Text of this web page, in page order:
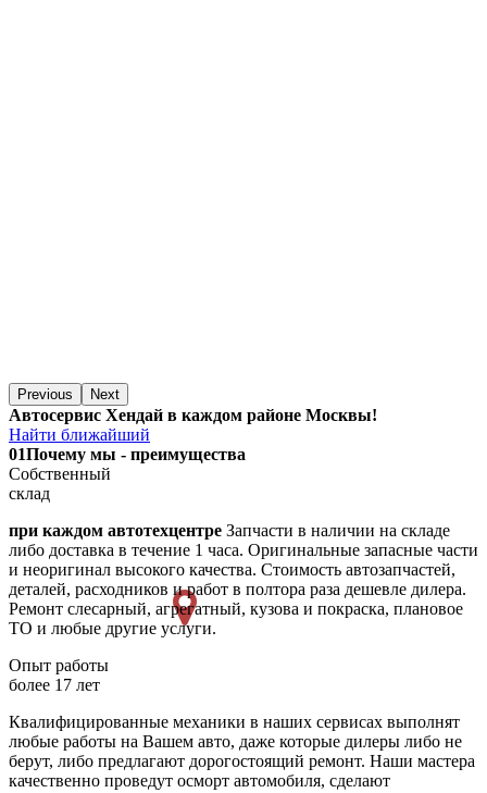
Previous Next
Автосервис Хендай в каждом районе Москвы!
Найти ближайший
01Почему мы - преимущества
Собственный
склад
при каждом автотехцентре Запчасти в наличии на складе
либо доставка в течение 1 часа. Оригинальные запасные части
и неоригинал высокого качества. Стоимость автозапчастей,
деталей, расходников и работ в полтора раза дешевле дилера.
Ремонт слесарный, агрегатный, кузова и покраска, плановое
ТО и любые другие услуги.
Опыт работы
более 17 лет
Квалифицированные механики в наших сервисах выполнят
любые работы на Вашем авто, даже которые дилеры либо не
берут, либо предлагают дорогостоящий ремонт. Наши мастера
качественно проведут осморт автомобиля, сделают